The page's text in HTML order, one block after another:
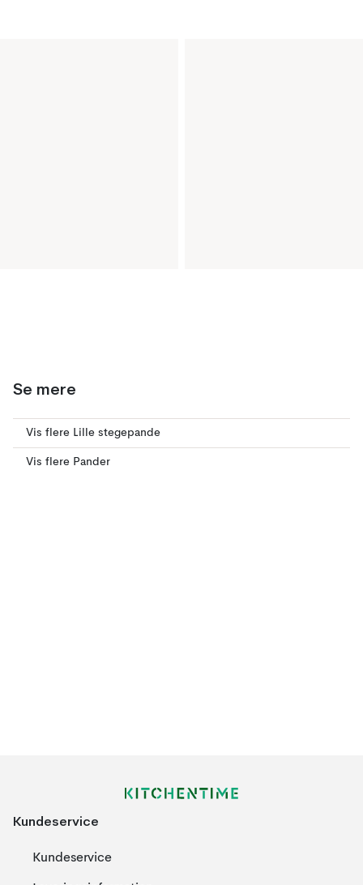
Se mere
Vis flere Lille stegepande
Vis flere Pander
Kundeservice
Kundeservice